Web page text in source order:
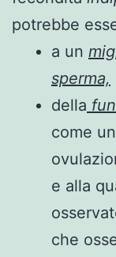
potrebbe
a un
sperma,
della
come
e alla
che